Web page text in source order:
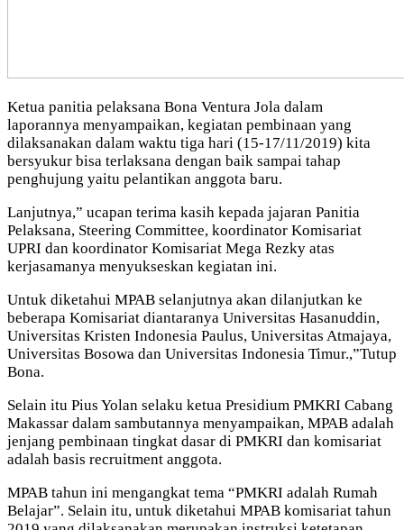
Ketua panitia pelaksana Bona Ventura Jola dalam
laporannya menyampaikan, kegiatan pembinaan yang
dilaksanakan dalam waktu tiga hari (15-17/11/2019) kita
bersyukur bisa terlaksana dengan baik sampai tahap
penghujung yaitu pelantikan anggota baru.
Lanjutnya,” ucapan terima kasih kepada jajaran Panitia
Pelaksana, Steering Committee, koordinator Komisariat
UPRI dan koordinator Komisariat Mega Rezky atas
kerjasamanya menyukseskan kegiatan ini.
Untuk diketahui MPAB selanjutnya akan dilanjutkan ke
beberapa Komisariat diantaranya Universitas Hasanuddin,
Universitas Kristen Indonesia Paulus, Universitas Atmajaya,
Universitas Bosowa dan Universitas Indonesia Timur.,”Tutup
Bona.
Selain itu Pius Yolan selaku ketua Presidium PMKRI Cabang
Makassar dalam sambutannya menyampaikan, MPAB adalah
jenjang pembinaan tingkat dasar di PMKRI dan komisariat
adalah basis recruitment anggota.
MPAB tahun ini mengangkat tema “PMKRI adalah Rumah
Belajar”. Selain itu, untuk diketahui MPAB komisariat tahun